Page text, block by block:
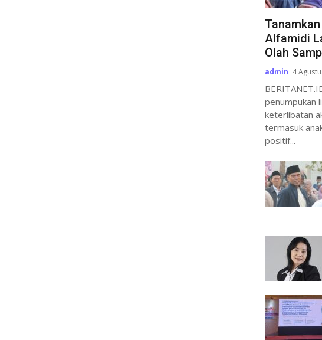
Alfamidi
Olah
admin 4
penumpukan
keterlibatan
termasuk
positif...